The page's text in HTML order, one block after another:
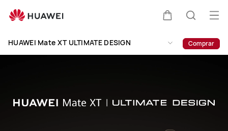
Mate
ULTIMATE
DESIGN
HUAWEI Mate XT ULTIMATE DESIGN Comprar